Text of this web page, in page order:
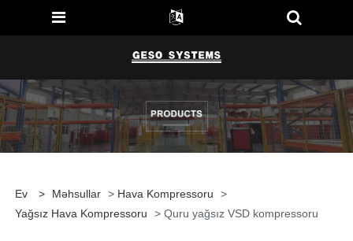
Ev > Məhsullar > Hava Kompressoru
>
Yağsız Hava Kompressoru
> Quru yağsız VSD kompressoru